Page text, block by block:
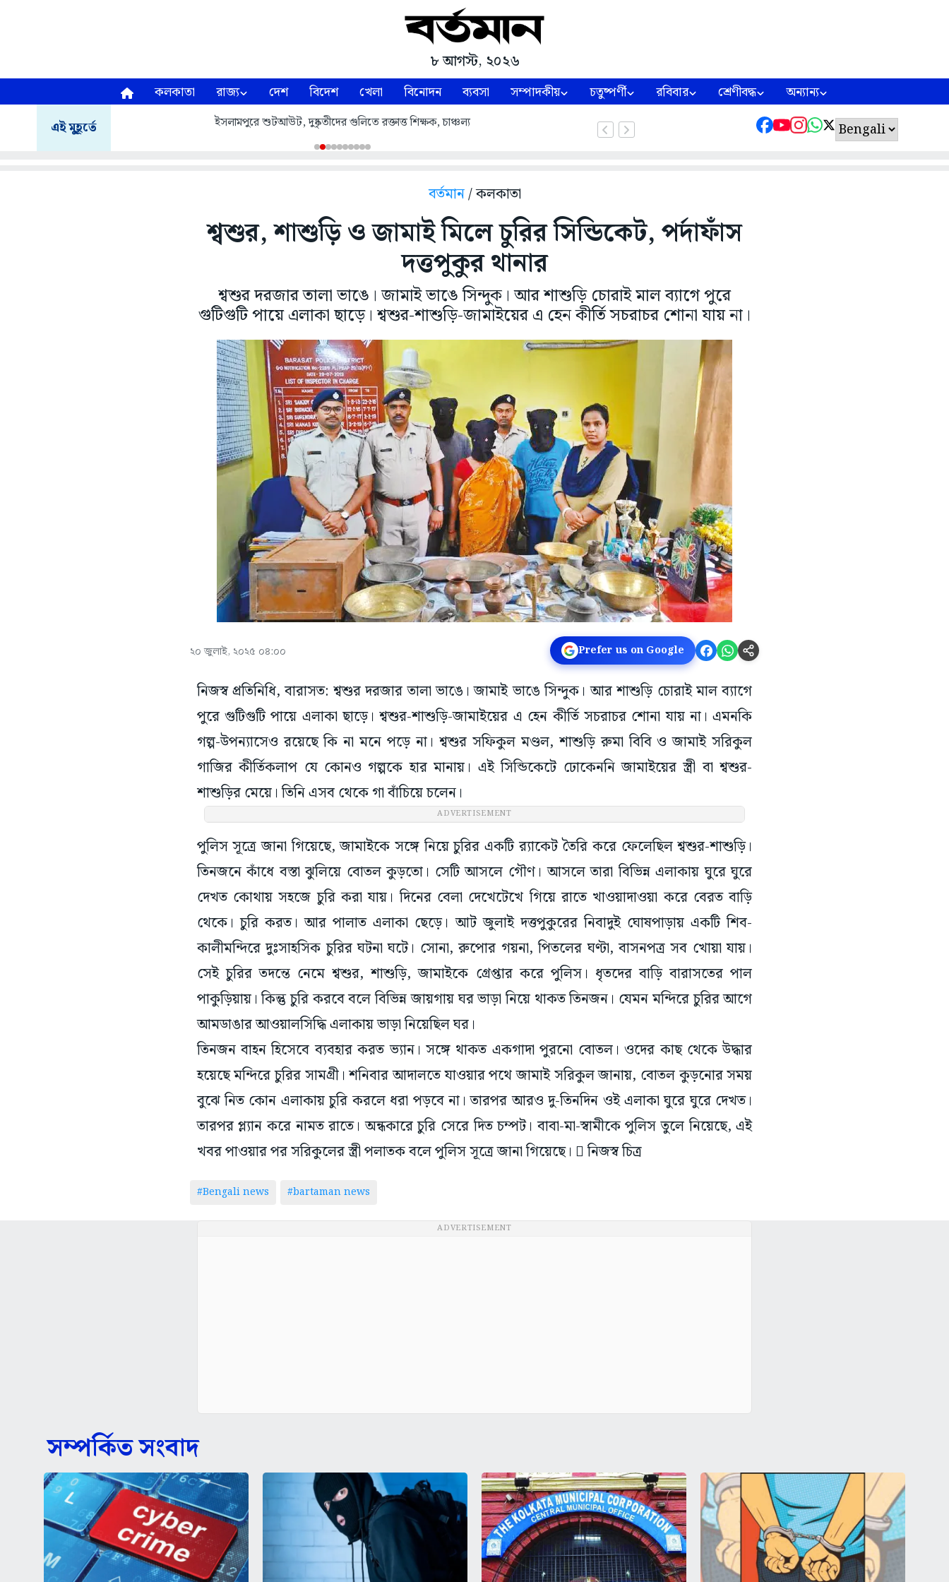
৮ আগস্ট, ২০২৬
কলকাতা রাজ্য দেশ বিদেশ খেলা বিনোদন ব্যবসা সম্পাদকীয় চতুষ্পর্ণী রবিবার শ্রেণীবদ্ধ অন্যান্য
এই মুহূর্তে ইসলামপুরে শুটআউট, দুষ্কৃতীদের গুলিতে রক্তাত্ত শিক্ষক, চাঞ্চল্য
বর্তমান/ কলকাতা
শ্বশুর, শাশুড়ি ও জামাই মিলে চুরির সিন্ডিকেট, পর্দাফাঁস
দত্তপুকুর থানার
শ্বশুর দরজার তালা ভাঙে। জামাই ভাঙে সিন্দুক। আর শাশুড়ি চোরাই মাল ব্যাগে পুরে
গুটিগুটি পায়ে এলাকা ছাড়ে। শ্বশুর-শাশুড়ি-জামাইয়ের এ হেন কীর্তি সচরাচর শোনা যায় না।
২০ জুলাই, ২০২৫ ০৪:০০ Prefer us on Google
নিজস্ব প্রতিনিধি, বারাসত: শ্বশুর দরজার তালা ভাঙে। জামাই ভাঙে সিন্দুক। আর শাশুড়ি চোরাই মাল ব্যাগে
পুরে গুটিগুটি পায়ে এলাকা ছাড়ে। শ্বশুর-শাশুড়ি-জামাইয়ের এ হেন কীর্তি সচরাচর শোনা যায় না। এমনকি
গল্প-উপন্যাসেও রয়েছে কি না মনে পড়ে না। শ্বশুর সফিকুল মণ্ডল, শাশুড়ি রুমা বিবি ও জামাই সরিকুল
গাজির কীর্তিকলাপ যে কোনও গল্পকে হার মানায়। এই সিন্ডিকেটে ঢোকেননি জামাইয়ের স্ত্রী বা শ্বশুর-
শাশুড়ির মেয়ে। তিনি এসব থেকে গা বাঁচিয়ে চলেন।
ADVERTISEMENT
পুলিস সূত্রে জানা গিয়েছে, জামাইকে সঙ্গে নিয়ে চুরির একটি র‍্যাকেট তৈরি করে ফেলেছিল শ্বশুর-শাশুড়ি।
তিনজনে কাঁধে বস্তা ঝুলিয়ে বোতল কুড়তো। সেটি আসলে গৌণ। আসলে তারা বিভিন্ন এলাকায় ঘুরে ঘুরে
দেখত কোথায় সহজে চুরি করা যায়। দিনের বেলা দেখেটেখে গিয়ে রাতে খাওয়াদাওয়া করে বেরত বাড়ি
থেকে। চুরি করত। আর পালাত এলাকা ছেড়ে। আট জুলাই দত্তপুকুরের নিবাদুই ঘোষপাড়ায় একটি শিব-
কালীমন্দিরে দুঃসাহসিক চুরির ঘটনা ঘটে। সোনা, রুপোর গয়না, পিতলের ঘণ্টা, বাসনপত্র সব খোয়া যায়।
সেই চুরির তদন্তে নেমে শ্বশুর, শাশুড়ি, জামাইকে গ্রেপ্তার করে পুলিস। ধৃতদের বাড়ি বারাসতের পাল
পাকুড়িয়ায়। কিন্তু চুরি করবে বলে বিভিন্ন জায়গায় ঘর ভাড়া নিয়ে থাকত তিনজন। যেমন মন্দিরে চুরির আগে
আমডাঙার আওয়ালসিদ্ধি এলাকায় ভাড়া নিয়েছিল ঘর।
তিনজন বাহন হিসেবে ব্যবহার করত ভ্যান। সঙ্গে থাকত একগাদা পুরনো বোতল। ওদের কাছ থেকে উদ্ধার
হয়েছে মন্দিরে চুরির সামগ্রী। শনিবার আদালতে যাওয়ার পথে জামাই সরিকুল জানায়, বোতল কুড়নোর সময়
বুঝে নিত কোন এলাকায় চুরি করলে ধরা পড়বে না। তারপর আরও দু-তিনদিন ওই এলাকা ঘুরে ঘুরে দেখত।
তারপর প্ল্যান করে নামত রাতে। অন্ধকারে চুরি সেরে দিত চম্পট। বাবা-মা-স্বামীকে পুলিস তুলে নিয়েছে, এই
খবর পাওয়ার পর সরিকুলের স্ত্রী পলাতক বলে পুলিস সূত্রে জানা গিয়েছে।  নিজস্ব চিত্র
#Bengali news #bartaman news
ADVERTISEMENT
সম্পর্কিত সংবাদ